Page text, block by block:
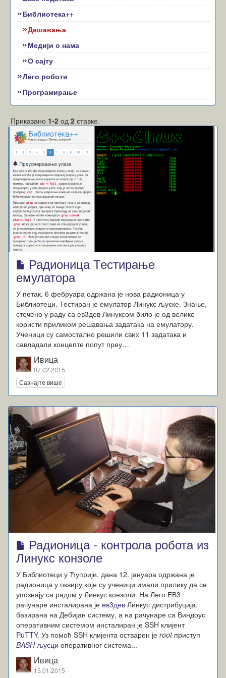
Библиотека++
Дешавања
Медији о нама
О сајту
Лего роботи
Програмирање
Приказано 1-2 од2 ставке.
Радионица Тестирање
емулатора
У петак, 6 фебруара одржана је нова радионица у
Библиотеци. Тестиран је емулатор Линукс љуске. Знање,
стечено у раду са ев3дев Линуксом било је од велике
користи приликом решавања задатака на емулатору.
Ученици су самостално решили свих 11 задатака и
савладали концепте попут преу…
Ивица
07.02.2015
Сазнајте више
Радионица - контрола робота из
Линукс конзоле
У Библиотеци у Ћуприји, дана 12. јануара одржана је
радионица у оквиру које су ученици имали прилику да се
упознају са радом у Линкус конзоли. На Лего ЕВ3
рачунаре инсталирана јеев3дев Линкус дистрибуција,
базирана на Дебијан систему, а на рачунаре са Виндоус
оперативним системом инсталиран је SSH клијент
PuTTY. Уз помоћ SSH клијента остварен јеrootприступ
BASHљусци оперативног система...
Ивица
15.01.2015